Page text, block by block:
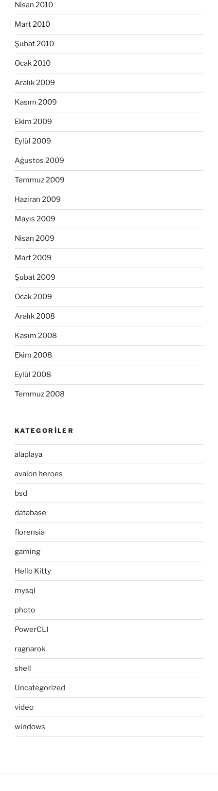
Nisan 2010
Mart 2010
Şubat 2010
Ocak 2010
Aralık 2009
Kasım 2009
Ekim 2009
Eylül 2009
Ağustos 2009
Temmuz 2009
Haziran 2009
Mayıs 2009
Nisan 2009
Mart 2009
Şubat 2009
Ocak 2009
Aralık 2008
Kasım 2008
Ekim 2008
Eylül 2008
Temmuz 2008
KATEGORILER
alaplaya
avalon heroes
bsd
database
florensia
gaming
Hello Kitty
mysql
photo
PowerCLI
ragnarok
shell
Uncategorized
video
windows